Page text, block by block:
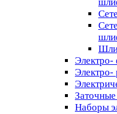
Электро-
Электро-
Заточные
Наборы